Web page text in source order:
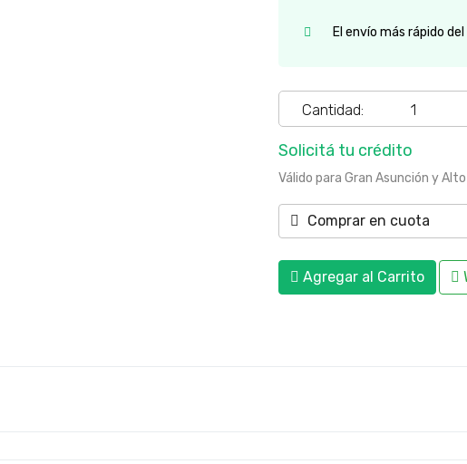
El envío más rápido
Cantidad:
Solicitá tu crédito
Válido para Gran Asunción y
Comprar en cuota
Agregar al Carrito